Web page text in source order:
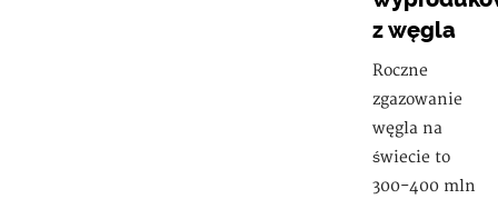
z węgla
Roczne
zgazowanie
węgla na
świecie to
300-400 mln